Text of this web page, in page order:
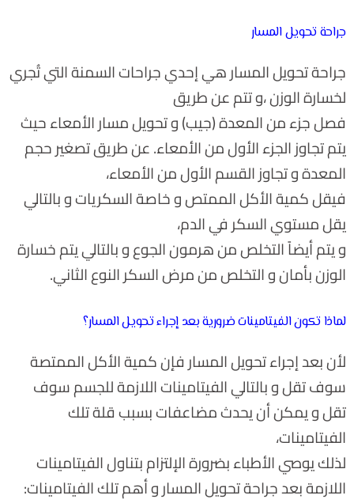
جراحة تحويل المسار
جراحة تحويل المسار هي إحدي جراحات السمنة التي تُجري
لخسارة الوزن ،و تتم عن طريق
فصل جزء من المعدة (جيب) و تحويل مسار الأمعاء حيث
يتم تجاوز الجزء الأول من الأمعاء. عن طريق تصغير حجم
المعدة و تجاوز القسم الأول من الأمعاء،
فيقل كمية الأكل الممتص و خاصة السكريات و بالتالي
يقل مستوي السكر في الدم،
و يتم أيضاً التخلص من هرمون الجوع و بالتالي يتم خسارة
الوزن بأمان و التخلص من مرض السكر النوع الثاني.
لماذا تكون الفيتامينات ضرورية بعد إجراء تحويل المسار؟
لأن بعد إجراء تحويل المسار فإن كمية الأكل الممتصة
سوف تقل و بالتالي الفيتامينات اللازمة للجسم سوف
تقل و يمكن أن يحدث مضاعفات بسبب قلة تلك
الفيتامينات،
لذلك يوصي الأطباء بضرورة الإلتزام بتناول الفيتامينات
اللازمة بعد جراحة تحويل المسار و أهم تلك الفيتامينات: